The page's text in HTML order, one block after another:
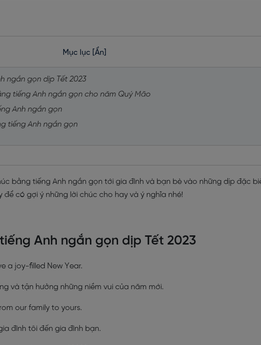
Mục lục [Ẩn]
ngắn gọn dịp Tết 2023
tiếng Anh ngắn gọn cho năm Quý Mão
Anh ngắn gọn
tiếng Anh ngắn gọn
bằng tiếng Anh ngắn gọn tới gia đình và bạn bè vào những dịp đặc
có gợi ý những lời chúc cho hay và ý nghĩa nhé!
Anh ngắn gọn dịp Tết 2023
a joy-filled New Year.
và tận hưởng những niềm vui của năm mới.
our family to yours.
đình tôi đến gia đình bạn.